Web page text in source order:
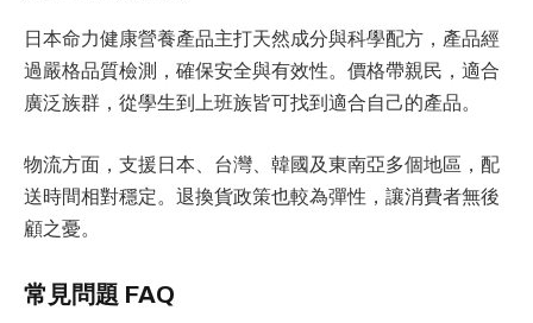
日本命力健康營養產品主打天然成分與科學配方，產品經
過嚴格品質檢測，確保安全與有效性。價格帶親民，適合
廣泛族群，從學生到上班族皆可找到適合自己的產品。
物流方面，支援日本、台灣、韓國及東南亞多個地區，配
送時間相對穩定。退換貨政策也較為彈性，讓消費者無後
顧之憂。
常見問題 FAQ